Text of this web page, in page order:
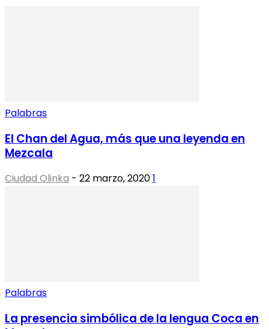
Palabras
El Chan del Agua, más que una leyenda en
Mezcala
Ciudad Olinka - 22 marzo, 20201
Palabras
La presencia simbólica de la lengua Coca en